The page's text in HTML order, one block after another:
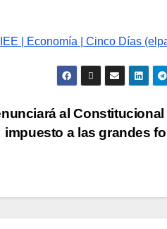
| Economía | Cinco Días
al Constitucional
impuesto a las grandes